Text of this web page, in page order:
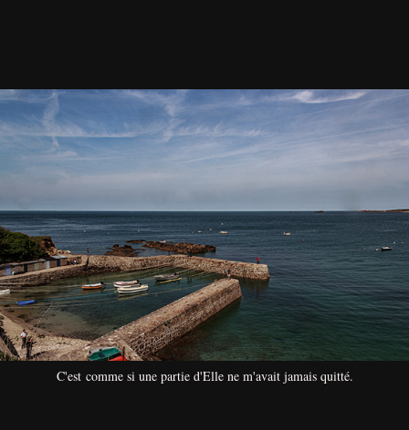
C'est comme si une partie d'Elle ne m'avait jamais quitté.